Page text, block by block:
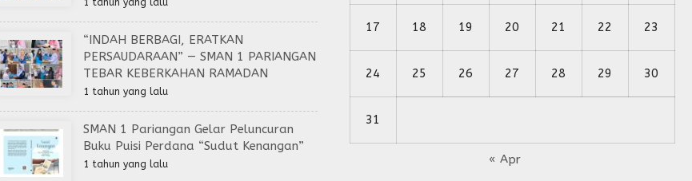
1 tahun yang lalu
“INDAH BERBAGI, ERATKAN
PERSAUDARAAN” — SMAN 1 PARIANGAN
TEBAR KEBERKAHAN RAMADAN
1 tahun yang lalu
SMAN 1 Pariangan Gelar Peluncuran
Buku Puisi Perdana “Sudut Kenangan”
1 tahun yang lalu
17 18 19 20 21 22 23
24 25 26 27 28 29 30
31
« Apr